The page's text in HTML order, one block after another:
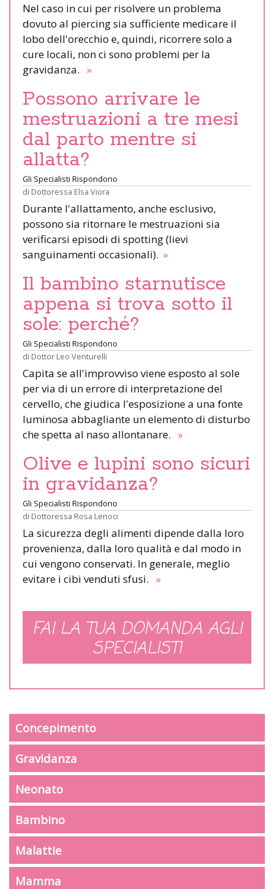
Nel caso in cui per risolvere un problema
dovuto al piercing sia sufficiente medicare il
lobo dell'orecchio e, quindi, ricorrere solo a
cure locali, non ci sono problemi per la
gravidanza. »
Possono arrivare le
mestruazioni a tre mesi
dal parto mentre si
allatta?
Gli Specialisti Rispondono
di Dottoressa Elsa Viora
Durante l'allattamento, anche esclusivo,
possono sia ritornare le mestruazioni sia
verificarsi episodi di spotting (lievi
sanguinamenti occasionali). »
Il bambino starnutisce
appena si trova sotto il
sole: perché?
Gli Specialisti Rispondono
di Dottor Leo Venturelli
Capita se all'improvviso viene esposto al sole
per via di un errore di interpretazione del
cervello, che giudica l'esposizione a una fonte
luminosa abbagliante un elemento di disturbo
che spetta al naso allontanare. »
Olive e lupini sono sicuri
in gravidanza?
Gli Specialisti Rispondono
di Dottoressa Rosa Lenoci
La sicurezza degli alimenti dipende dalla loro
provenienza, dalla loro qualità e dal modo in
cui vengono conservati. In generale, meglio
evitare i cibi venduti sfusi. »
FAI LA TUA DOMANDA AGLI
SPECIALISTI
Concepimento
Gravidanza
Neonato
Bambino
Malattie
Mamma